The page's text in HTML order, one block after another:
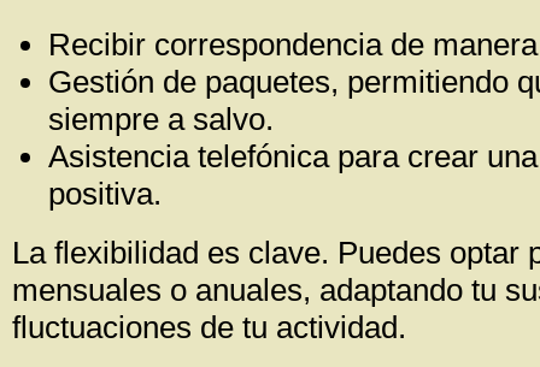
Recibir correspondencia de
Gestión de paquetes, permitiendo
siempre a salvo.
Asistencia telefónica para crear
positiva.
La flexibilidad es clave. Puedes optar
mensuales o anuales, adaptando tu
fluctuaciones de tu actividad.